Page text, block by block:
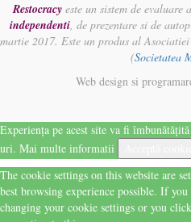
Restocracy este un sistem de
independenti, de prezentare si de
martie 2017. Este un produs al Asociatiei
(Societatea
Web design si
Experiența pe acest site va fi
uri. Mai multe informatii
The cookie settings on this website are
best browsing experience possible. If
changing your cookie settings or you